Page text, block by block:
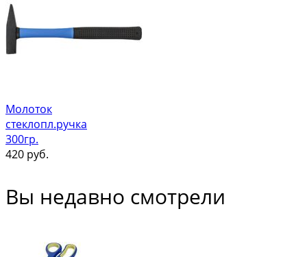
Молоток
стеклопл.ручка
300гр.
420 руб.
Вы недавно смотрели